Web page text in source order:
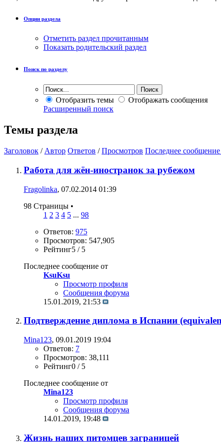
Опции раздела
Отметить раздел прочитанным
Показать родительский раздел
Поиск по разделу
Отобразить темы
Отображать сообщения
Расширенный поиск
Темы раздела
Заголовок / Автор Ответов /Просмотров Последнее сообщение
Работа для жён-иностранок за рубежом
Fragolinka, 07.02.2014 01:39
98 Страницы •
1 2 3 4 5 ... 98
Ответов: 975
Просмотров: 547,905
Рейтинг5 / 5
Последнее сообщение от
KsuKsu
Просмотр профиля
Сообщения форума
15.01.2019, 21:53
Подтверждение диплома в Испании
Mina123, 09.01.2019 19:04
Ответов: 7
Просмотров: 38,111
Рейтинг0 / 5
Последнее сообщение от
Mina123
Просмотр профиля
Сообщения форума
14.01.2019, 19:48
Жизнь наших питомцев заграницей